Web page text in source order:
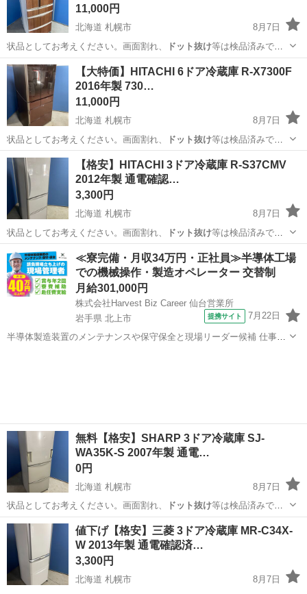
11,000円
北海道 札幌市
8月7日
状品としてお考えください。画面割れ、
ドット抜け等は検品済みで
す。 ※ストーブ・ガ…
北海道 札幌市 キッチン家電
【大特価】HITACHI 6ドア冷蔵庫 R-X7300F
2016年製 730…
11,000円
北海道 札幌市
8月7日
状品としてお考えください。画面割れ、
ドット抜け等は検品済みで
す。 ※ストーブ・ガ…
北海道 札幌市 キッチン家電 ドア
【格安】HITACHI 3ドア冷蔵庫 R-S37CMV
2012年製 通電確認…
3,300円
北海道 札幌市
8月7日
状品としてお考えください。画面割れ、
ドット抜け等は検品済みで
す。 ※ストーブ・ガ…
北海道 札幌市 キッチン家電 格安
≪寮完備・月収34万円・正社員≫半導体工場
での機械操作・製造オペレーター 交替制
月給301,000円
株式会社Harvest Biz Career 仙台営業所
岩手県 北上市
提携サイト 7月22日
半導体製造装置のメンテナンスや保守保全と現場リーダー候補 仕事内
無料【格安】SHARP 3ドア冷蔵庫 SJ-
WA35K-S 2007年製 通電…
0円
北海道 札幌市
8月7日
状品としてお考えください。画面割れ、
ドット抜け等は検品済みで
す。 ※ストーブ・ガ…
北海道 札幌市 キッチン家電 格安
値下げ【格安】三菱 3ドア冷蔵庫 MR-C34X-
W 2013年製 通電確認済…
3,300円
北海道 札幌市
8月7日